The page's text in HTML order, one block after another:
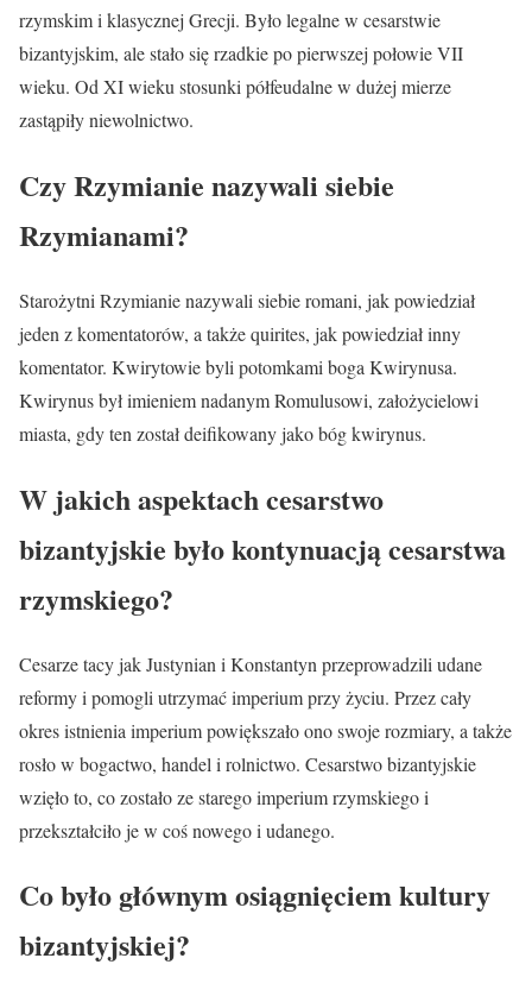
rzymskim i klasycznej Grecji. Było legalne w cesarstwie
bizantyjskim, ale stało się rzadkie po pierwszej połowie VII
wieku. Od XI wieku stosunki półfeudalne w dużej mierze
zastąpiły niewolnictwo.
Czy Rzymianie nazywali siebie
Rzymianami?
Starożytni Rzymianie nazywali siebie romani, jak powiedział
jeden z komentatorów, a także quirites, jak powiedział inny
komentator. Kwirytowie byli potomkami boga Kwirynusa.
Kwirynus był imieniem nadanym Romulusowi, założycielowi
miasta, gdy ten został deifikowany jako bóg kwirynus.
W jakich aspektach cesarstwo
bizantyjskie było kontynuacją cesarstwa
rzymskiego?
Cesarze tacy jak Justynian i Konstantyn przeprowadzili udane
reformy i pomogli utrzymać imperium przy życiu. Przez cały
okres istnienia imperium powiększało ono swoje rozmiary, a także
rosło w bogactwo, handel i rolnictwo. Cesarstwo bizantyjskie
wzięło to, co zostało ze starego imperium rzymskiego i
przekształciło je w coś nowego i udanego.
Co było głównym osiągnięciem kultury
bizantyjskiej?